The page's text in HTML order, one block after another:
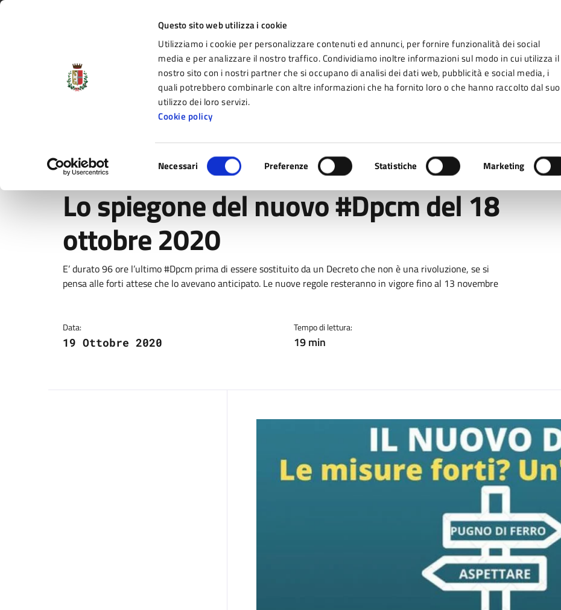
Questo sito web utilizza i cookie
Utilizziamo i cookie per personalizzare contenuti ed annunci, per fornire funzionalità dei social
media e per analizzare il nostro traffico. Condividiamo inoltre informazioni sul modo in cui utilizza il
nostro sito con i nostri partner che si occupano di analisi dei dati web, pubblicità e social media, i
quali potrebbero combinarle con altre informazioni che ha fornito loro o che hanno raccolto dal suo
utilizzo dei loro servizi.
Cookie policy
del
consenso
Necessari Preferenze Statistiche Marketing
Vai al contenuto principale
Vai alla navigazione del sito
Vai al piede di pagina
Comune di Fidenza
il portale di servizi e informazioni del Comune di Fidenza
Seguici su:
Novità
Home / Novità Comunicati / Lo spiegone del nuovo #Dpcm del 18 ottobre 2020
Lo spiegone del nuovo #Dpcm del 18
ottobre 2020
Dettagli del comunicato:
E’ durato 96 ore l’ultimo #Dpcm prima di essere sostituito da un Decreto che non è una rivoluzione, se si
pensa alle forti attese che lo avevano anticipato. Le nuove regole resteranno in vigore fino al 13 novembre
Data:
19 Ottobre 2020
Tempo di lettura:
19 min